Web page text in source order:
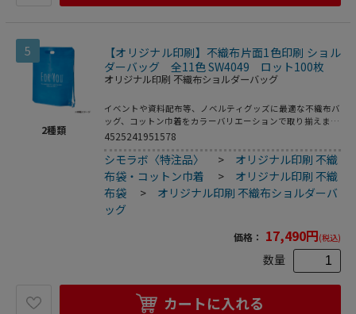
5
2種類
【オリジナル印刷】不織布片面1色印刷 ショル
ダーバッグ 全11色 SW4049 ロット100枚
オリジナル印刷 不織布ショルダーバッグ
イベントや資料配布等、ノベルティグッズに最適な不織布バ
ッグ、コットン巾着をカラーバリエーションで取り揃えまし
た。片面シルク1色印刷、印刷領域は別途テンプレートでご
4525241951578
シモラボ〈特注品〉 > オリジナル印刷 不織
布袋・コットン巾着
> オリジナル印刷 不織
布袋
> オリジナル印刷 不織布ショルダーバ
ッグ
価格： 17,490円(税込)
数量
カートに入れる